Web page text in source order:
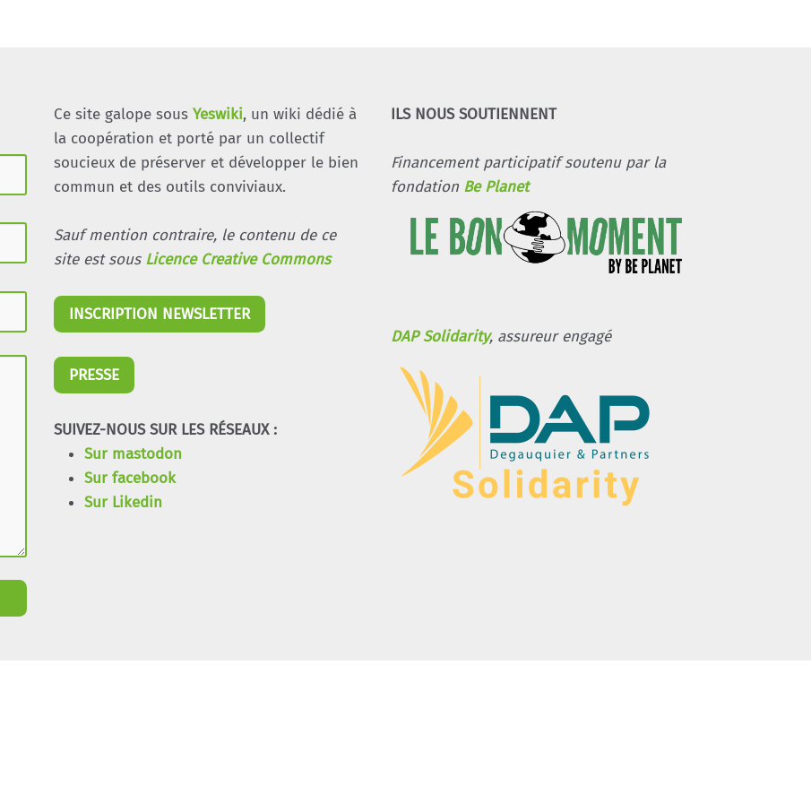
Ce site galope sous Yeswiki, un wiki dédié à
la coopération et porté par un collectif
soucieux de préserver et développer le bien
commun et des outils conviviaux.
Sauf mention contraire, le contenu de ce
site est sous Licence Creative Commons
INSCRIPTION NEWSLETTER
PRESSE
SUIVEZ-NOUS SUR LES RÉSEAUX :
Sur mastodon
Sur facebook
Sur Likedin
ILS NOUS SOUTIENNENT
Financement participatif soutenu par la
fondation Be Planet
DAP Solidarity, assureur engagé